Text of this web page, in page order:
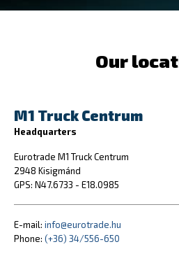
Our
M1 Truck Centrum
Headquarters
Eurotrade M1 Truck Centrum
2948 Kisigmánd
GPS: N47.6733 - E18.0985
E-mail: info@eurotrade.hu
Phone: (+36) 34/556-650